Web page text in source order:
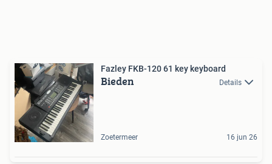
Fazley FKB-120 61 key keyboard
Bieden Details
Zoetermeer 16 jun 26